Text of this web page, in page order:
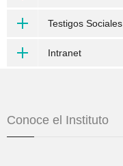
Testigos Sociales
Intranet
Conoce el Instituto